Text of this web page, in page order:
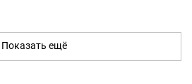
Показать ещё